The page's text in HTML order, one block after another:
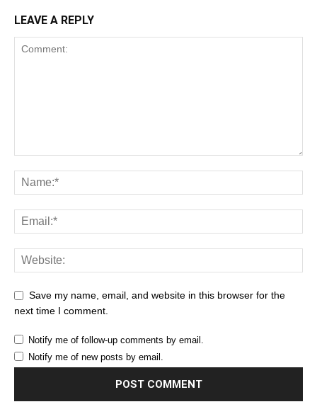
LEAVE A REPLY
Save my name, email, and website in this browser for the
next time I comment.
Notify me of follow-up comments by email.
Notify me of new posts by email.